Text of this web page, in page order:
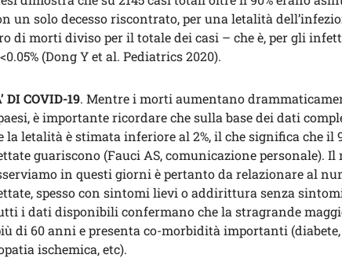
un solo decesso riscontrato, per una letalità
di morti diviso per il totale dei casi – che è, per gli
(Dong Y et al. Pediatrics 2020).
DI COVID-19. Mentre i morti aumentano
è importante ricordare che sulla base dei dati
la letalità è stimata inferiore al 2%, il che significa che il
guariscono (Fauci AS, comunicazione personale).
in questi giorni è pertanto da relazionare al
spesso con sintomi lievi o addirittura senza
i dati disponibili confermano che la stragrande
di 60 anni e presenta co-morbidità importanti
ischemica, etc).